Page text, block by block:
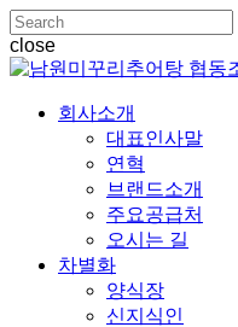
Skip
to
main
content
close
Close
Menu
회사소개
대표인사말
연혁
브랜드소개
주요공급처
오시는 길
차별화
양식장
신지식인